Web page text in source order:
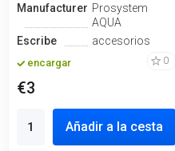
ManufactureroProsystem
AQUA
Escribe
accesorios
encargar 0
€3
Añadir a la cesta